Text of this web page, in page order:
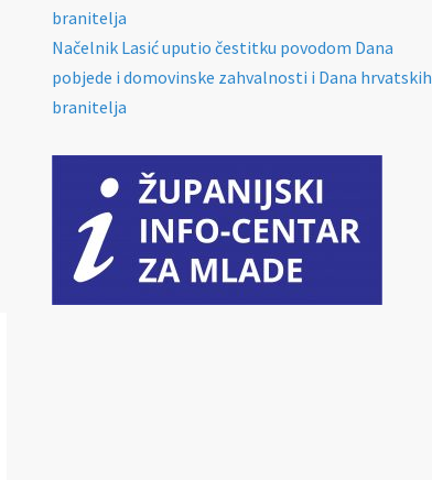
branitelja
Načelnik Lasić uputio čestitku povodom Dana
pobjede i domovinske zahvalnosti i Dana hrvatskih
branitelja